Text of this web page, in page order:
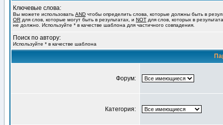
Ключевые слова:
Вы можете использовать AND чтобы определить слова, которые должны быть в
OR для слов, которые могут быть в результатах, и NOT для слов, которых в
не должно. Используйте * в качестве шаблона для частичного совпадения.
Поиск по автору:
Используйте * в качестве шаблона
Форум:
Категория: